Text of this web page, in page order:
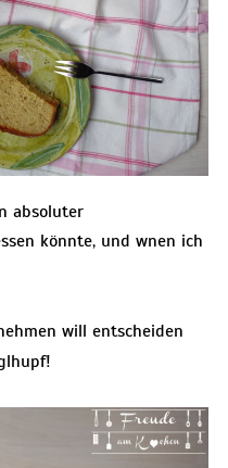
absoluter
könnte, und wnen ich
will entscheiden